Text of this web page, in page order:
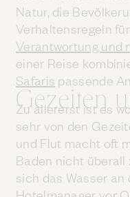
Natur, die
Verhaltensregeln
Verantwortung und
einer Reise
Safaris passende
Gezeiten
Zu allererst ist es
sehr von den
und Flut macht oft
Baden nicht überall
sich das Wasser